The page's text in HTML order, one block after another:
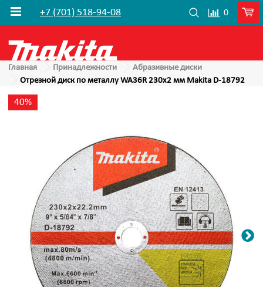
+7 (701) 518-94-08 0
Главная Принадлежности
Абразивные диски
Отрезной диск по металлу WA36R 230x2 мм Makita D-18792
40%